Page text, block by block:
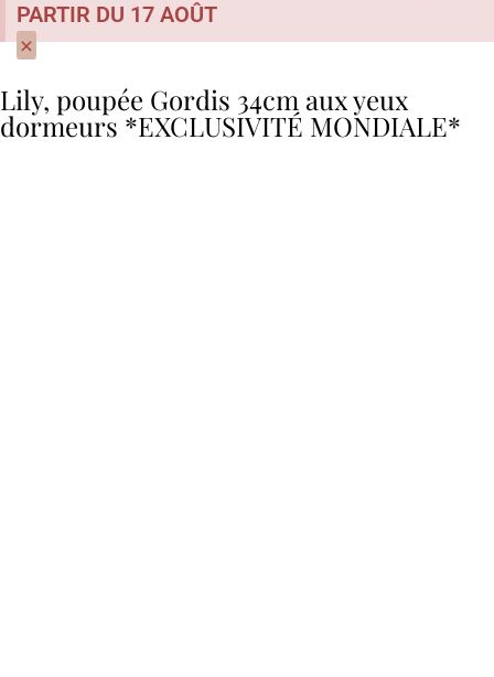
PARTIR DU 17 AOÛT
×
Lily, poupée Gordis 34cm aux yeux
dormeurs *EXCLUSIVITÉ MONDIALE*